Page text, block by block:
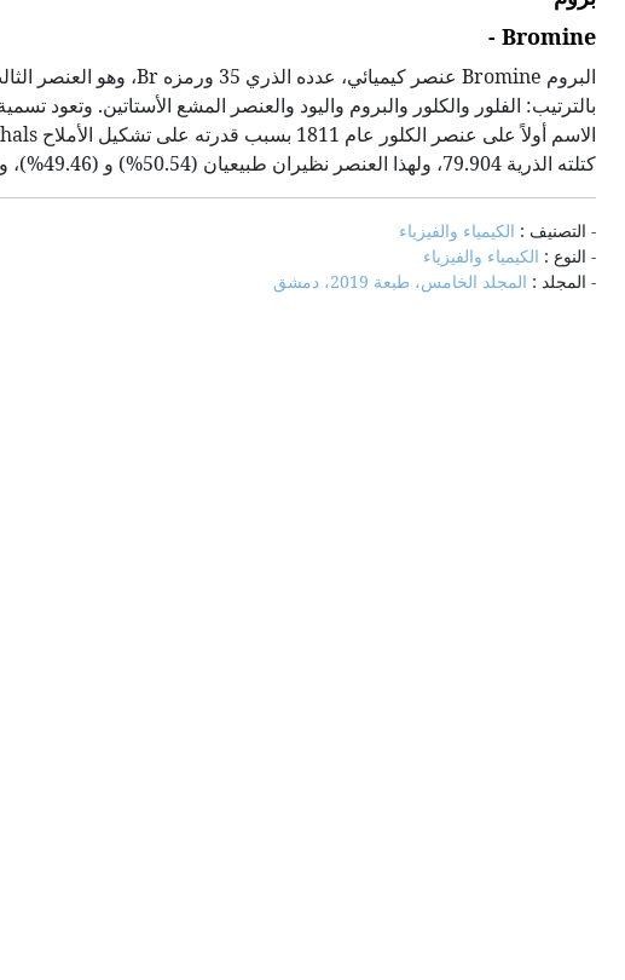
Bromine -
كتلته الذرية 79.904، ولهذا العنصر نظيران طبيعيان (50.54%) و (49.46%)، وله أيضاً ثمانية نظائر أخرى ولكنها اصطناعية.
- التصنيف : الكيمياء والفيزياء
- النوع : الكيمياء والفيزياء
- المجلد : المجلد الخامس، طبعة 2019، دمشق